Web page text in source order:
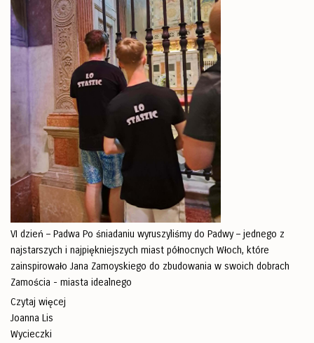
VI dzień – Padwa Po śniadaniu wyruszyliśmy do Padwy – jednego z
najstarszych i najpiękniejszych miast północnych Włoch, które
zainspirowało Jana Zamoyskiego do zbudowania w swoich dobrach
Zamościa - miasta idealnego
Czytaj więcej
Joanna Lis
Wycieczki